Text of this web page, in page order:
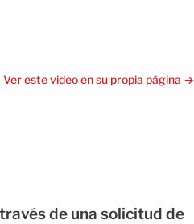
Ver este video en su propia página →
de una solicitud de